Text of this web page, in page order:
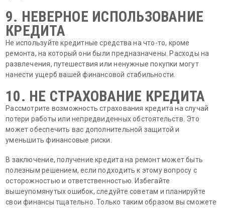
9. НЕВЕРНОЕ ИСПОЛЬЗОВАНИЕ
КРЕДИТА
Не используйте кредитные средства на что-то, кроме
ремонта, на который они были предназначены. Расходы на
развлечения, путешествия или ненужные покупки могут
нанести ущерб вашей финансовой стабильности.
10. НЕ СТРАХОВАНИЕ КРЕДИТА
Рассмотрите возможность страхования кредита на случай
потери работы или непредвиденных обстоятельств. Это
может обеспечить вас дополнительной защитой и
уменьшить финансовые риски.
В заключение, получение кредита на ремонт может быть
полезным решением, если подходить к этому вопросу с
осторожностью и ответственностью. Избегайте
вышеупомянутых ошибок, следуйте советам и планируйте
свои финансы тщательно. Только таким образом вы сможете